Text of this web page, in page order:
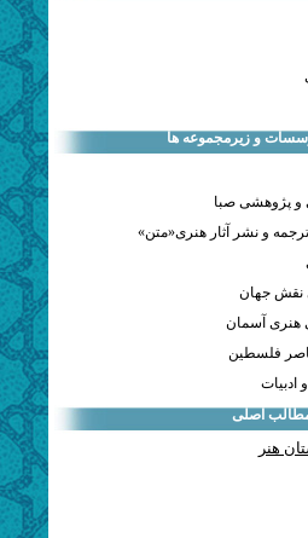
و زیرمجموعه ها
پژوهشی صبا
و نشر آثار هنری«متن»
نقش جهان
هنری آسمان
فلسطین
اصلی
هنر